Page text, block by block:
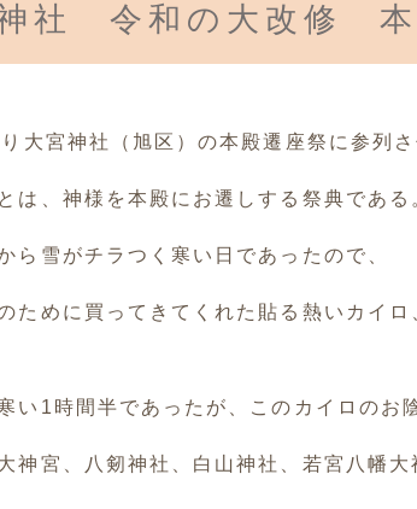
社 令和の大改修 本
大宮神社（旭区）の本殿遷座祭に参列さ
は、神様を本殿にお遷しする祭典である
ら雪がチラつく寒い日であったので、
ために買ってきてくれた貼る熱いカイ
い1時間半であったが、このカイロのお
神宮、八剱神社、白山神社、若宮八幡大